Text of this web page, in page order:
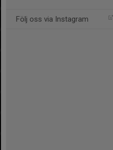
Följ oss via Instagram